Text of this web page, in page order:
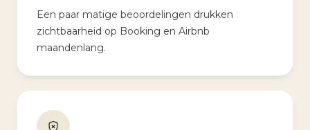
Een paar matige beoordelingen drukken
zichtbaarheid op Booking en Airbnb
maandenlang.